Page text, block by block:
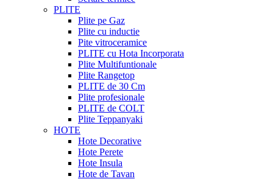
PLITE
Plite pe Gaz
Plite cu inductie
Pite vitroceramice
PLITE cu Hota Incorporata
Plite Multifuntionale
Plite Rangetop
PLITE de 30 Cm
Plite profesionale
PLITE de COLT
Plite Teppanyaki
HOTE
Hote Decorative
Hote Perete
Hote Insula
Hote de Tavan